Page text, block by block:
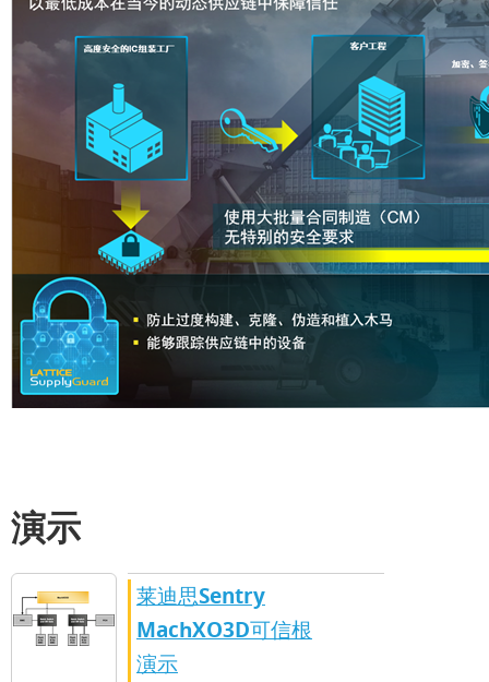
演示
莱迪思Sentry
MachXO3D可信根
演示